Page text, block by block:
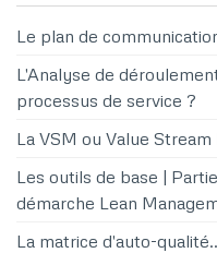
Le plan de
L'Analyse de
processus de service ?
La VSM ou Value
Les outils de base |
démarche Lean
La matrice d'auto-